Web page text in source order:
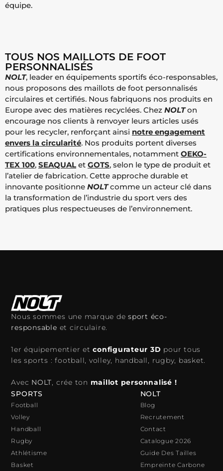
équipe.
TOUS NOS MAILLOTS DE FOOT
PERSONNALISÉS
NOLT, leader en équipements sportifs éco-responsables,
nous proposons des maillots de foot personnalisés
circulaires et certifiés. Nous fabriquons nos produits en
Europe avec des matières recyclées. Chez NOLTon
encourage nos clients à renvoyer leurs articles usés
pour les recycler, renforçant ainsi notre engagement
envers la circularité. Nos produits portent diverses
certifications environnementales, notamment OEKO-
TEX 100, SEAQUAL et GOTS, selon le type de produit et
l’atelier de fabrication. Cette approche durable et
innovante positionne NOLTcomme un acteur clé dans
la transformation de l’industrie du sport vers des
pratiques plus respectueuses de l’environnement.
Nous sommes une marque desport éco-
responsable et circulaire.
1er équipementier etconfigurateur 3D pour tous
les sports : football, volley, handball, rugby, basket.
Avec NOLT, crée ton maillot personnalisé !
SPORTS
Football
Volley
Handball
Rugby
Athlétisme
Basket
NOLT
Blog
Recrutement
Contact
Catalogue 2026
Guide Des Tailles
Empreinte Carbone